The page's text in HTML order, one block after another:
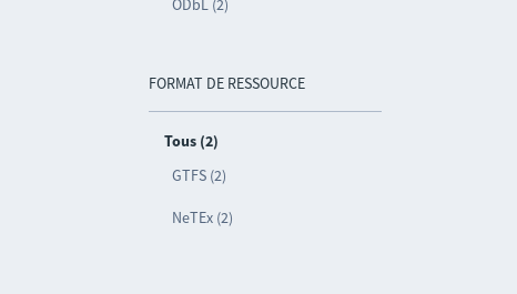
ODbL (2)
FORMAT DE RESSOURCE
Tous (2)
GTFS (2)
NeTEx (2)